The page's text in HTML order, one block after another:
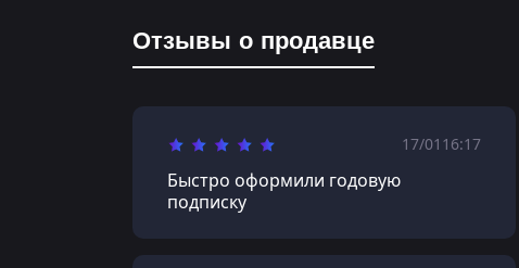
Отзывы о продавце
17/01 16:17
Быстро оформили годовую
подписку